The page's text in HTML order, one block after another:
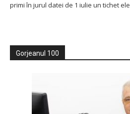
primi în jurul datei de 1 iulie un tichet
Gorjeanul 100